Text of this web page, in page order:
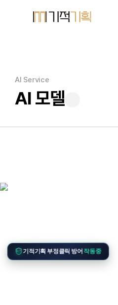
AI Service
AI 모델
기적기획 부정클릭 방어 작동중